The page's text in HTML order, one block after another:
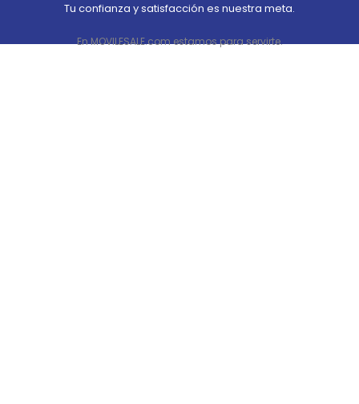
Tu confianza y satisfacción es nuestra meta.
En MOVILESALE.com estamos para servirte.